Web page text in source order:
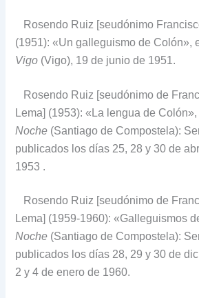
Rosendo Ruiz [seudónimo
(1951): «Un galleguismo de Colón»,
Vigo (Vigo), 19 de junio de 1951.
Rosendo Ruiz [seudónimo de
Lema] (1953): «La lengua de
Noche (Santiago de Compostela):
publicados los días 25, 28 y 30 de
1953 .
Rosendo Ruiz [seudónimo de
Lema] (1959-1960): «Galleguismos
Noche (Santiago de Compostela):
publicados los días 28, 29 y 30 de
2 y 4 de enero de 1960.